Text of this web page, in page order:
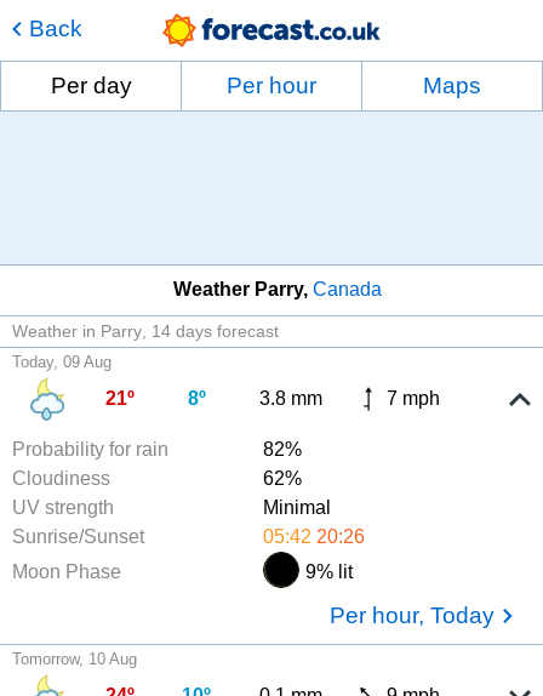
Back
Per day Per hour Maps
Weather Parry Canada
Weather in Parry 14 days forecast
Today, 09 Aug
21º 8º 3.8 mm 7 mph
Probability for rain
82%
Cloudiness
62%
UV strength
Minimal
Sunrise/Sunset
05:42 20:26
Moon Phase
9% lit
Per hour, Today
Tomorrow, 10 Aug